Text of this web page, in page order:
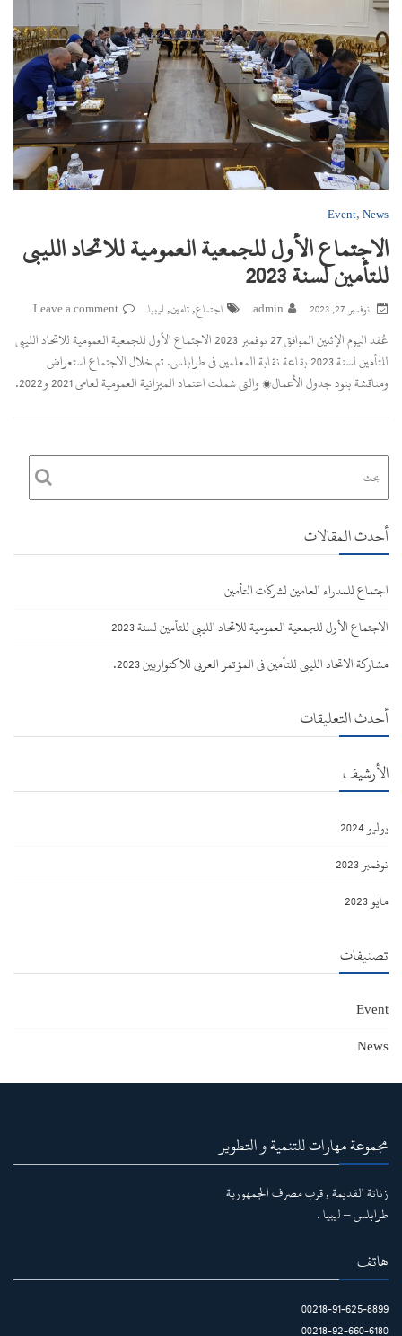
Event,News
الاجتماع الأول للجمعية العمومية للاتحاد الليبي
للتأمين لسنة 2023
نوفمبر 27, 2023 admin اجتماع,تامين,ليبيا Leave a comment
عُقد اليوم الإثنين الموافق 27 نوفمبر 2023 الاجتماع الأول للجمعية العمومية للاتحاد الليبي
للتأمين لسنة 2023 بقاعة نقابة المعلمين في طرابلس. تم خلال الاجتماع استعراض
ومناقشة بنود جدول الأعمال، والتي شملت اعتماد الميزانية العمومية لعامي 2021 و2022.
أحدث المقالات
اجتماع للمدراء العامين لشركات التأمين
الاجتماع الأول للجمعية العمومية للاتحاد الليبي للتأمين لسنة 2023
مشاركة الاتحاد الليبي للتأمين في المؤتمر العربي للاكتواريين 2023.
أحدث التعليقات
الأرشيف
يوليو 2024
نوفمبر 2023
مايو 2023
تصنيفات
Event
News
مجموعة مهارات للتنمية و التطوير
زناتة القديمة , قرب مصرف الجمهورية
طرابلس – ليبيا .
هاتف
00218-91-625-8899
00218-92-660-6180